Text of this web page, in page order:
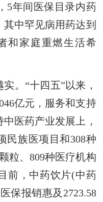
5年间医保目录内药
其中罕见病用药达到
和家庭重燃生活希
。“十四五”以来，
亿元，服务和支持
医药产业发展上，
民族医项目和308种
粒、809种医疗机构
前，中药饮片(中药
保报销惠及2723.58